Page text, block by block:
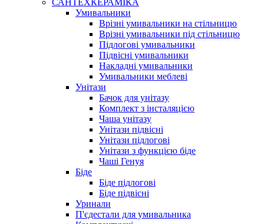
САНТЕХКЕРАМІКА
Умивальники
Врізні умивальники на стільницю
Врізні умивальники під стільницю
Підлогові умивальники
Підвісні умивальники
Накладні умивальники
Умивальники меблеві
Унітази
Бачок для унітазу
Комплект з інсталяцією
Чаша унітазу
Унітази підвісні
Унітази підлогові
Унітази з функцією біде
Чаші Генуя
Біде
Біде підлогові
Біде підвісні
Уринали
П'єдестали для умивальника